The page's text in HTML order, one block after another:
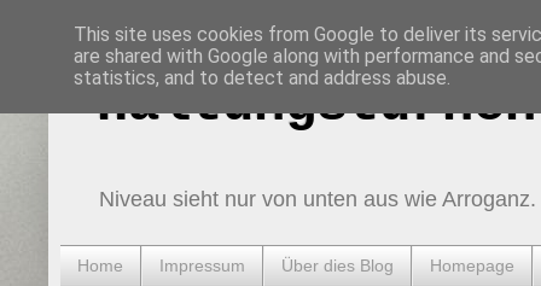
Haltungsturnen
Niveau sieht nur von unten aus wie Arroganz.
Home Impressum Über dies Blog Homepage
This site uses cookies from Google to deliver its
are shared with Google along with performance and
statistics, and to detect and address abuse.